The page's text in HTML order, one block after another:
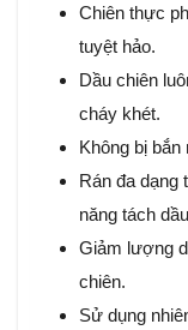
Chiên thực
tuyệt hảo.
Dầu chiên
cháy khét.
Không bị
Rán đa dạng
năng tách
Giảm lượng
chiên.
Sử dụng